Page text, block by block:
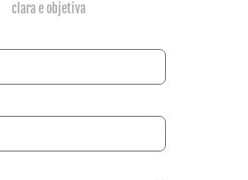
clara e objetiva